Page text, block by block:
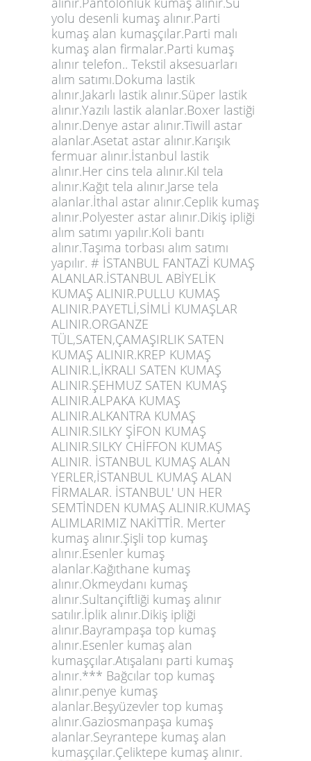
yolu desenli kumaş alınır.Parti
kumaş alan kumaşçılar.Parti malı
kumaş alan firmalar.Parti kumaş
alınır telefon.. Tekstil aksesuarları
alım satımı.Dokuma lastik
alınır.Jakarlı lastik alınır.Süper lastik
alınır.Yazılı lastik alanlar.Boxer lastiği
alınır.Denye astar alınır.Tiwill astar
alanlar.Asetat astar alınır.Karışık
fermuar alınır.İstanbul lastik
alınır.Her cins tela alınır.Kıl tela
alınır.Kağıt tela alınır.Jarse tela
alanlar.İthal astar alınır.Ceplik kumaş
alınır.Polyester astar alınır.Dikiş ipliği
alım satımı yapılır.Koli bantı
alınır.Taşıma torbası alım satımı
yapılır. # İSTANBUL FANTAZİ KUMAŞ
ALANLAR.İSTANBUL ABİYELİK
KUMAŞ ALINIR.PULLU KUMAŞ
ALINIR.PAYETLİ,SİMLİ KUMAŞLAR
ALINIR.ORGANZE
TÜL,SATEN,ÇAMAŞIRLIK SATEN
KUMAŞ ALINIR.KREP KUMAŞ
ALINIR.L,İKRALI SATEN KUMAŞ
ALINIR.ŞEHMUZ SATEN KUMAŞ
ALINIR.ALPAKA KUMAŞ
ALINIR.ALKANTRA KUMAŞ
ALINIR.SILKY ŞİFON KUMAŞ
ALINIR.SILKY CHİFFON KUMAŞ
ALINIR. İSTANBUL KUMAŞ ALAN
YERLER,İSTANBUL KUMAŞ ALAN
FİRMALAR. İSTANBUL' UN HER
SEMTİNDEN KUMAŞ ALINIR.KUMAŞ
ALIMLARIMIZ NAKİTTİR. Merter
kumaş alınır.Şişli top kumaş
alınır.Esenler kumaş
alanlar.Kağıthane kumaş
alınır.Okmeydanı kumaş
alınır.Sultançiftliği kumaş alınır
satılır.İplik alınır.Dikiş ipliği
alınır.Bayrampaşa top kumaş
alınır.Esenler kumaş alan
kumaşçılar.Atışalanı parti kumaş
alınır.*** Bağcılar top kumaş
alınır.penye kumaş
alanlar.Beşyüzevler top kumaş
alınır.Gaziosmanpaşa kumaş
alanlar.Seyrantepe kumaş alan
kumaşçılar.Çeliktepe kumaş alınır.